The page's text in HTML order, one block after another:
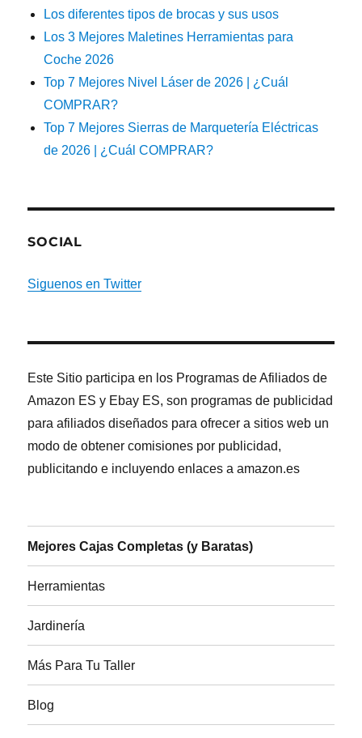
Los diferentes tipos de brocas y sus usos
Los 3 Mejores Maletines Herramientas para
Coche 2026
Top 7 Mejores Nivel Láser de 2026 | ¿Cuál
COMPRAR?
Top 7 Mejores Sierras de Marquetería Eléctricas
de 2026 | ¿Cuál COMPRAR?
SOCIAL
Siguenos en Twitter
Este Sitio participa en los Programas de Afiliados de
Amazon ES y Ebay ES, son programas de publicidad
para afiliados diseñados para ofrecer a sitios web un
modo de obtener comisiones por publicidad,
publicitando e incluyendo enlaces a amazon.es
Mejores Cajas Completas (y Baratas)
Herramientas
Jardinería
Más Para Tu Taller
Blog